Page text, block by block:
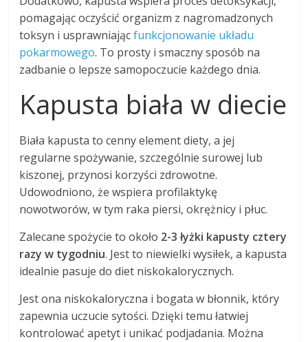
pomagając oczyścić organizm z nagromadzonych
toksyn i usprawniającfunkcjonowanie układu
pokarmowego. To prosty i smaczny sposób na
zadbanie o lepsze samopoczucie każdego dnia.
Kapusta biała w diecie
Biała kapusta to cenny element diety, a jej
regularne spożywanie, szczególnie surowej lub
kiszonej, przynosi korzyści zdrowotne.
Udowodniono, że wspiera profilaktykę
nowotworów, w tym raka piersi, okrężnicy i płuc.
Zalecane spożycie to około 2-3 łyżki kapusty cztery
razy w tygodniu. Jest to niewielki wysiłek, a kapusta
idealnie pasuje do diet niskokalorycznych.
Jest ona niskokaloryczna i bogata w błonnik, który
zapewnia uczucie sytości. Dzięki temu łatwiej
kontrolować apetyt i unikać podjadania. Można